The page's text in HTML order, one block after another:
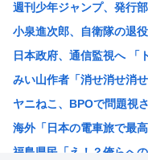
ゼレンスキー大統領、対
【画像】椎名林檎（38）
【画像】木村沙織(39)の
今日ガストで胸糞悪いこ
【画像】“ルフィ”強盗事
【悲報】医者「娘さん、
週刊少年ジャンプ、発行
小泉進次郎、自衛隊の退
日本政府、通信監視へ 「
みい山作者「消せ消せ消
ヤニねこ、BPOで問題視
海外「日本の電車旅で最
福島県民「え！？俺らへ